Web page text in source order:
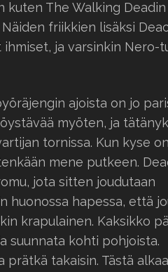
kuten The Walking Deadin
friikkien lisäksi
ja varsinkin Nero-
ajoista on jo
myöten, ja
tornissa. Kun kyse on
mene putkeen.
jota sitten joudutaan
huonossa hapessa, että
krapulainen. Kaksikko
suunnata kohti pohjoista.
takaisin. Tästä alkaa